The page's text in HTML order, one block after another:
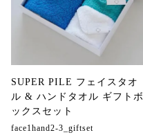
SUPER PILE フェイスタオ
ル & ハンドタオル ギフトボ
ックスセット
face1hand2-3_giftset